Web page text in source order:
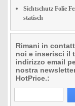
Sichtschutz Folie
statisch
Rimani in
noi e inserisci il
indirizzo email
nostra
HotPrice.: